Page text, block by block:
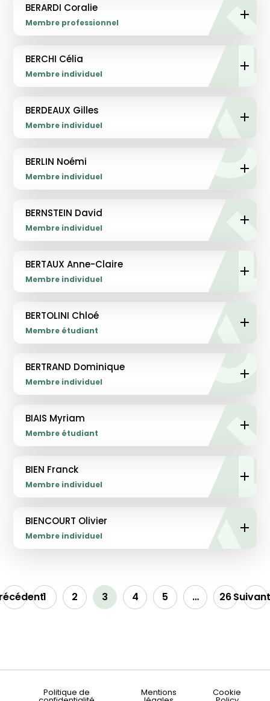
BERARDI Coralie
Membre professionnel
BERCHI Célia
Membre individuel
BERDEAUX Gilles
Membre individuel
BERLIN Noémi
Membre individuel
BERNSTEIN David
Membre individuel
BERTAUX Anne-Claire
Membre individuel
BERTOLINI Chloé
Membre étudiant
BERTRAND Dominique
Membre individuel
BIAIS Myriam
Membre étudiant
BIEN Franck
Membre individuel
BIENCOURT Olivier
Membre individuel
1 2 3 4 5 … 26
Politique de Mentions Cookie